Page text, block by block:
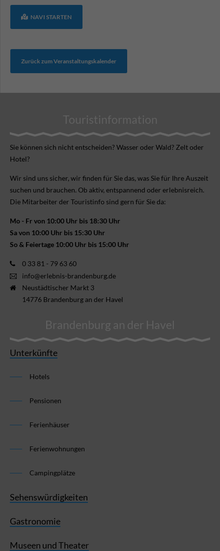
NAVI STARTEN
Zurück zum Veranstaltungskalender
Touristinformation
Sie können sich nicht ent­scheiden? Wasser oder Wald? Zelt oder
Hotel?
Wir sind uns sicher, wir finden für Sie das, was Sie für Ihre Aus­zeit
suchen und brauchen. Ob aktiv, ent­spannend oder erlebnis­reich.
Die Mitarbeiter der Touristinfo sind gern für Sie da:
Mo - Fr von 10:00 Uhr bis 18:30 Uhr
Sa von 10:00 Uhr bis 15:30 Uhr
So & Feiertage 10:00 Uhr bis 15:00 Uhr
0 33 81 - 79 63 60
info@erlebnis-brandenburg.de
Neustädtischer Markt 3
14776 Brandenburg an der Havel
Brandenburg an der Havel
Unterkünfte
Hotels
Pensionen
Ferienhäuser
Ferienwohnungen
Campingplätze
Sehenswürdigkeiten
Gastronomie
Museen und Theater